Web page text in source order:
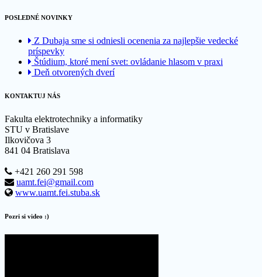
POSLEDNÉ NOVINKY
Z Dubaja sme si odniesli ocenenia za najlepšie vedecké
príspevky
Štúdium, ktoré mení svet: ovládanie hlasom v praxi
Deň otvorených dverí
KONTAKTUJ NÁS
Fakulta elektrotechniky a informatiky
STU v Bratislave
Ilkovičova 3
841 04 Bratislava
+421 260 291 598
uamt.fei@gmail.com
www.uamt.fei.stuba.sk
Pozri si video :)